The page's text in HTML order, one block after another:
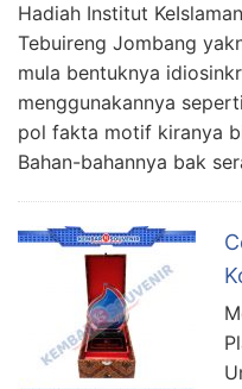
Hadiah Institut
Tebuireng Jombang
mula bentuknya
menggunakannya
pol fakta motif kiranya
Bahan-bahannya bak